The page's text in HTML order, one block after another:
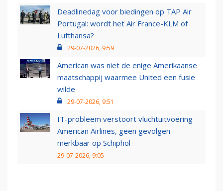
Deadlinedag voor biedingen op TAP Air
Portugal: wordt het Air France-KLM of
Lufthansa?
29-07-2026, 9:59
American was niet de enige Amerikaanse
maatschappij waarmee United een fusie
wilde
29-07-2026, 9:51
IT-probleem verstoort vluchtuitvoering
American Airlines, geen gevolgen
merkbaar op Schiphol
29-07-2026, 9:05